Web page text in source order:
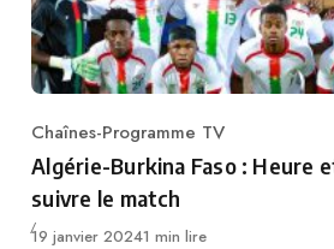
Category
Chaînes-Programme TV
Algérie-Burkina Faso : Heure
suivre le match
Publié
19 janvier 20241 min lire